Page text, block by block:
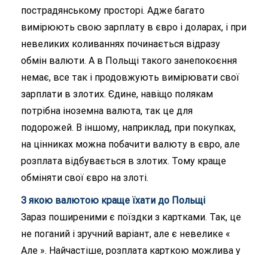
пострадянському просторі. Адже багато
вимірюють свою зарплату в євро і доларах, і при
невеликих коливаннях починається відразу
обмін валюти. А в Польщі такого занепокоєння
немає, все так і продовжують вимірювати свої
зарплати в злотих. Єдине, навіщо полякам
потрібна іноземна валюта, так це для
подорожей. В іншому, наприклад, при покупках,
на цінниках можна побачити валюту в євро, але
розплата відбувається в злотих. Тому краще
обміняти свої євро на злоті.
З якою валютою краще їхати до Польщі
Зараз поширеними є поїздки з картками. Так, це
не поганий і зручний варіант, але є невелике «
Але ». Найчастіше, розплата карткою можлива у